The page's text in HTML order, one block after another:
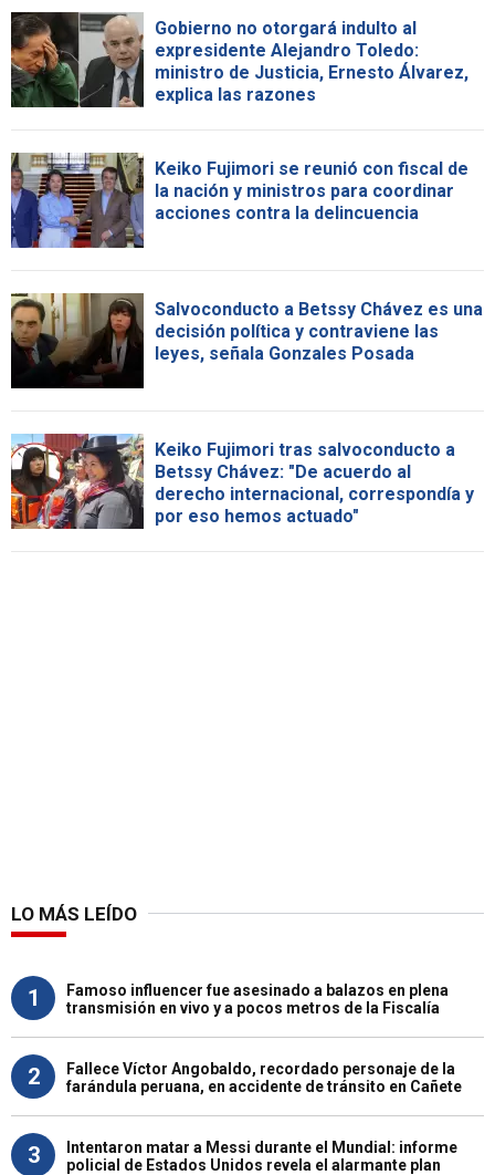
Gobierno no otorgará indulto al
expresidente Alejandro Toledo:
ministro de Justicia, Ernesto Álvarez,
explica las razones
Keiko Fujimori se reunió con fiscal de
la nación y ministros para coordinar
acciones contra la delincuencia
Salvoconducto a Betssy Chávez es una
decisión política y contraviene las
leyes, señala Gonzales Posada
Keiko Fujimori tras salvoconducto a
Betssy Chávez: "De acuerdo al
derecho internacional, correspondía y
por eso hemos actuado"
LO MÁS LEÍDO
1
Famoso influencer fue asesinado a balazos en plena
transmisión en vivo y a pocos metros de la Fiscalía
2
Fallece Víctor Angobaldo, recordado personaje de la
farándula peruana, en accidente de tránsito en Cañete
3
Intentaron matar a Messi durante el Mundial: informe
policial de Estados Unidos revela el alarmante plan